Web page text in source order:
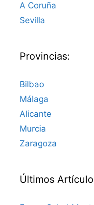
A Coruña
Sevilla
Provincias:
Bilbao
Málaga
Alicante
Murcia
Zaragoza
Últimos